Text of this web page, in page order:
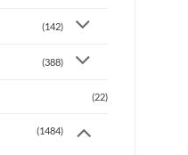
(142)
(388)
(22)
(1484)